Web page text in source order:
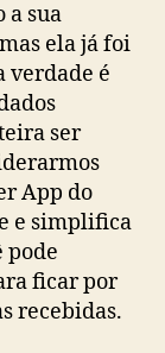
a sua
ela já foi
verdade é
ser
App do
e simplifica
pode
ficar por
recebidas.